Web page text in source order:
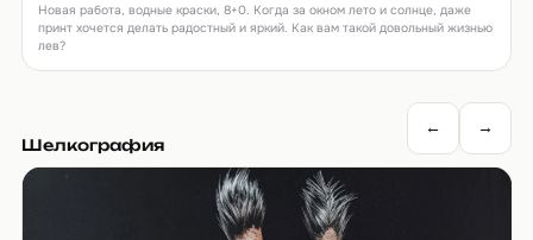
Новая работа, водные краски, 8+0. Когда за окном лето и солнце, даже
принт хочется делать радостный и яркий. Как вам такой довольный жизнью
лев?
Шелкография
← →